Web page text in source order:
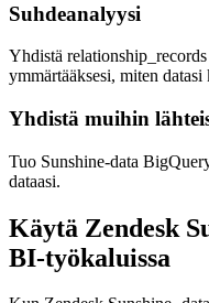
Suhdeanalyysi
Yhdistä
ymmärtääksesi, miten
Yhdistä muihin
Tuo Sunshine-data
dataasi.
Käytä Zendesk
BI-työkaluissa